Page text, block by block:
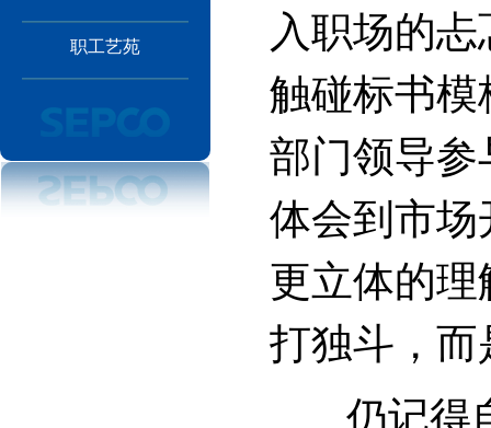
职工艺苑
入职场的
触碰标书
部门领导参
体会到市场
更立体的
打独斗，
仍记得自